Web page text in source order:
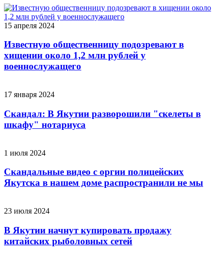
15 апреля 2024
Известную общественницу подозревают в
хищении около 1,2 млн рублей у
военнослужащего
17 января 2024
Скандал: В Якутии разворошили "скелеты в
шкафу" нотариуса
1 июля 2024
Скандальные видео с оргии полицейских
Якутска в нашем доме распространили не мы
23 июля 2024
В Якутии начнут купировать продажу
китайских рыболовных сетей